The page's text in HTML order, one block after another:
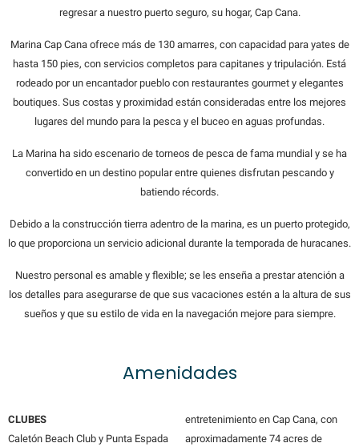
regresar a nuestro puerto seguro, su hogar, Cap Cana.
Marina Cap Cana ofrece más de 130 amarres, con capacidad para yates de
hasta 150 pies, con servicios completos para capitanes y tripulación. Está
rodeado por un encantador pueblo con restaurantes gourmet y elegantes
boutiques. Sus costas y proximidad están consideradas entre los mejores
lugares del mundo para la pesca y el buceo en aguas profundas.
La Marina ha sido escenario de torneos de pesca de fama mundial y se ha
convertido en un destino popular entre quienes disfrutan pescando y
batiendo récords.
Debido a la construcción tierra adentro de la marina, es un puerto protegido,
lo que proporciona un servicio adicional durante la temporada de huracanes.
Nuestro personal es amable y flexible; se les enseña a prestar atención a
los detalles para asegurarse de que sus vacaciones estén a la altura de sus
sueños y que su estilo de vida en la navegación mejore para siempre.
Amenidades
CLUBES
Caletón Beach Club y Punta Espada
entretenimiento en Cap Cana, con
aproximadamente 74 acres de